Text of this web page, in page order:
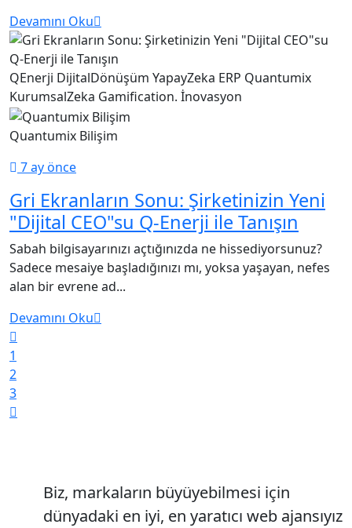
Devamını Oku
QEnerji DijitalDönüşüm YapayZeka ERP Quantumix
KurumsalZeka Gamification. İnovasyon
Quantumix Bilişim
7 ay önce
Gri Ekranların Sonu: Şirketinizin Yeni
"Dijital CEO"su Q-Enerji ile Tanışın
Sabah bilgisayarınızı açtığınızda ne hissediyorsunuz?
Sadece mesaiye başladığınızı mı, yoksa yaşayan, nefes
alan bir evrene ad...
Devamını Oku
1
2
3
Biz, markaların büyüyebilmesi için
dünyadaki en iyi, en yaratıcı web ajansıyız